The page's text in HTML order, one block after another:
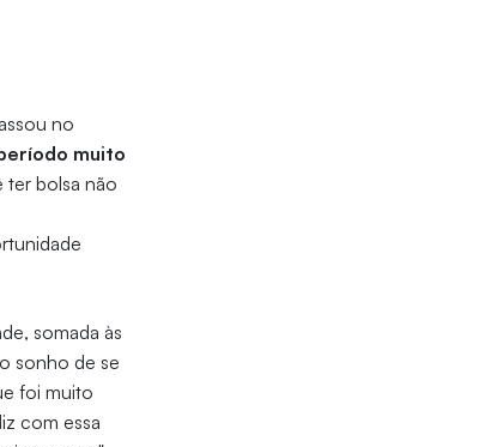
no
muito
ter bolsa não
somada às
sonho de se
foi muito
com essa